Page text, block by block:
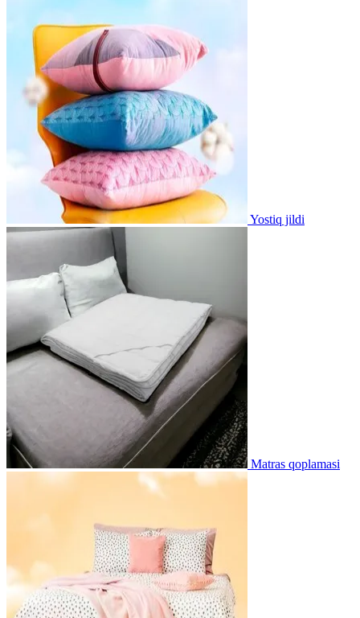
Yostiq jildi
Matras qoplamasi